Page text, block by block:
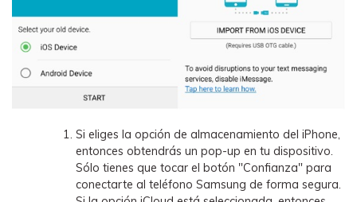
Si eliges la opción de almacenamiento del iPhone,
entonces obtendrás un pop-up en tu dispositivo.
Sólo tienes que tocar el botón "Confianza" para
conectarte al teléfono Samsung de forma segura.